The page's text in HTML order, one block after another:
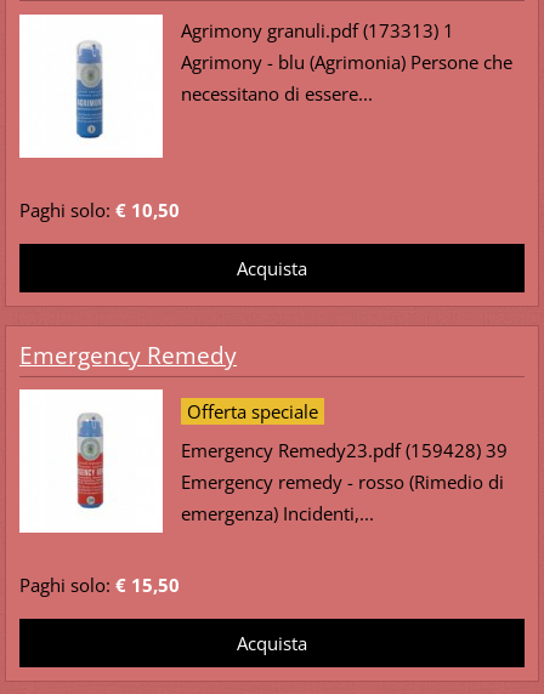
Agrimony granuli.pdf (173313) 1
Agrimony - blu (Agrimonia) Persone che
necessitano di essere...
Paghi solo: € 10,50
Emergency Remedy
Offerta speciale
Emergency Remedy23.pdf (159428) 39
Emergency remedy - rosso (Rimedio di
emergenza) Incidenti,...
Paghi solo: € 15,50